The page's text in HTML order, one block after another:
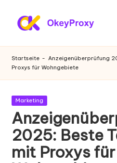
W
o
h
n
-
P
r
HTTP(S)/SOCKS5-
kostenlose
Web-
Proxys
zum
Ausprobieren,
Tutorials
Startseite - Anzeigenüberprüfung
Proxys für Wohngebiete
Gepostet
Marketing
2025: Beste
mit Proxys für